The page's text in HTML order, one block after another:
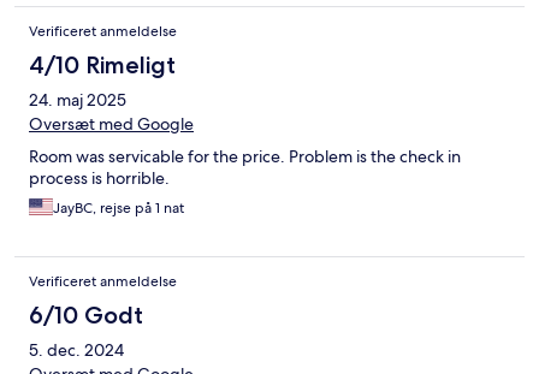
Verificeret anmeldelse
4/10 Rimeligt
24. maj 2025
Oversæt med Google
Room was servicable for the price. Problem is the check in
process is horrible.
JayBC, rejse på 1 nat
Verificeret anmeldelse
6/10 Godt
5. dec. 2024